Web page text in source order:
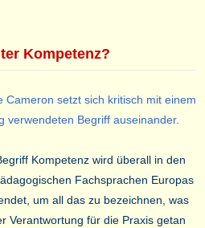
Kompetenz?
Cameron setzt sich kritisch mit einem
verwendeten Begriff auseinander.
Kompetenz wird überall in den
Fachsprachen Europas
um all das zu bezeichnen, was
Verantwortung für die Praxis getan